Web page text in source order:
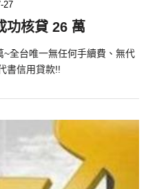
27
功核貸 26 萬
全台唯一無任何手續費、無代
書信用貸款!!